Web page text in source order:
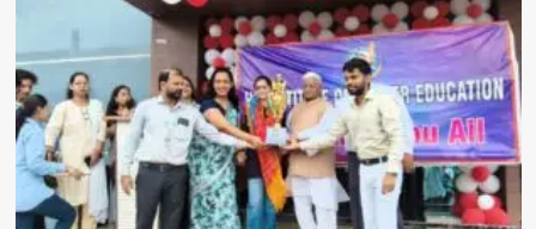
कॉलेज
तीरंदाजी
प्रशिक्षण
शिविर
का
शुभारंभ